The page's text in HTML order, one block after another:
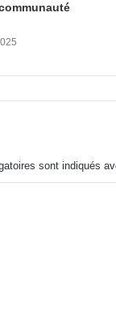
sont indiqués